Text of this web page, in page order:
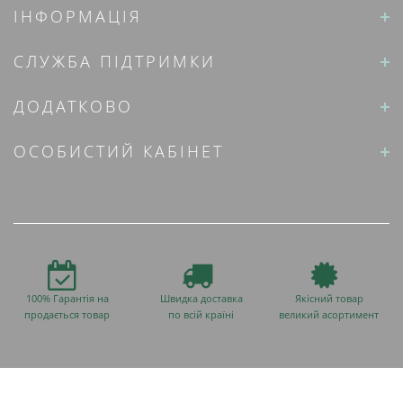
ІНФОРМАЦІЯ
СЛУЖБА ПІДТРИМКИ
ДОДАТКОВО
ОСОБИСТИЙ КАБІНЕТ
100% Гарантія на
продається товар
Швидка доставка
по всій країні
Якісний товар
великий асортимент